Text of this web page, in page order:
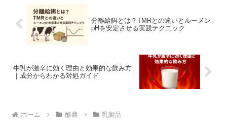
分離給餌とは？TMRとの違いとルーメン
pHを安定させる実践テクニック
牛乳が激辛に効く理由と効果的な飲み方
｜成分からわかる対処ガイド
ホーム 酪農 乳製品